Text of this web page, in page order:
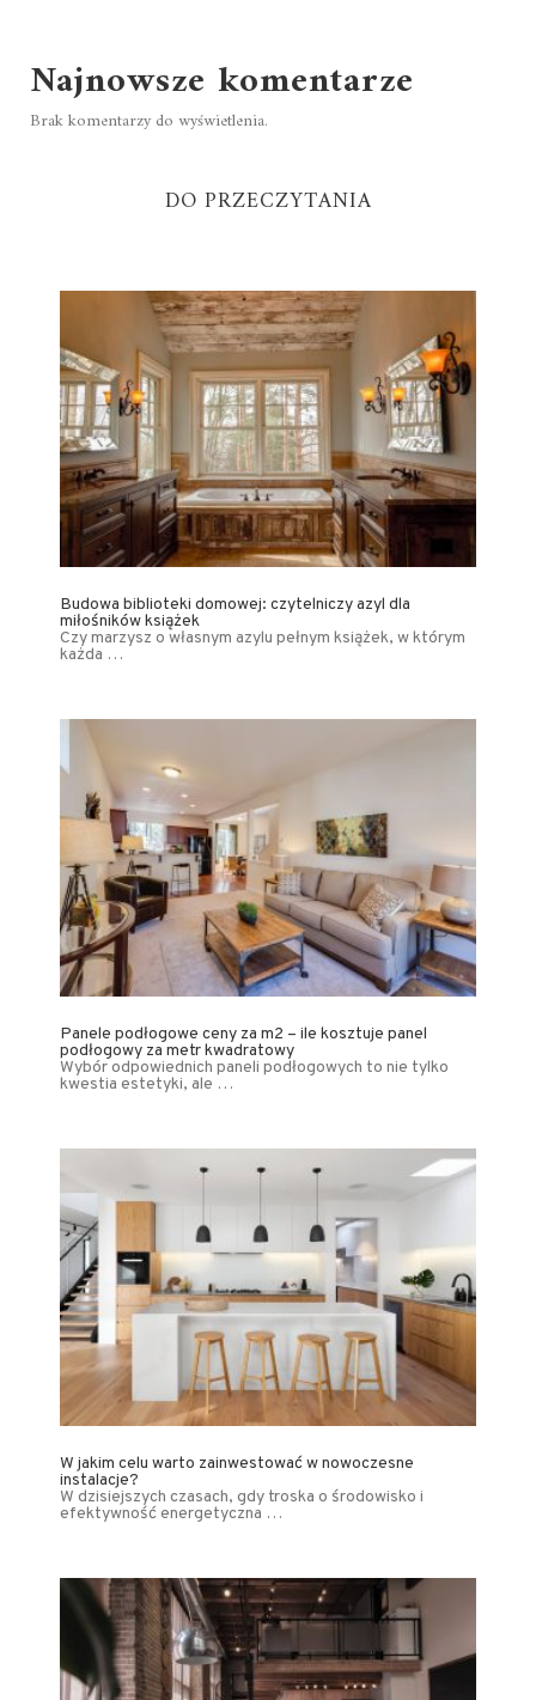
Najnowsze komentarze
Brak komentarzy do wyświetlenia.
DO PRZECZYTANIA
Budowa biblioteki domowej: czytelniczy azyl dla
miłośników książek
Czy marzysz o własnym azylu pełnym książek, w którym
każda …
Panele podłogowe ceny za m2 – ile kosztuje panel
podłogowy za metr kwadratowy
Wybór odpowiednich paneli podłogowych to nie tylko
kwestia estetyki, ale …
W jakim celu warto zainwestować w nowoczesne
instalacje?
W dzisiejszych czasach, gdy troska o środowisko i
efektywność energetyczna …